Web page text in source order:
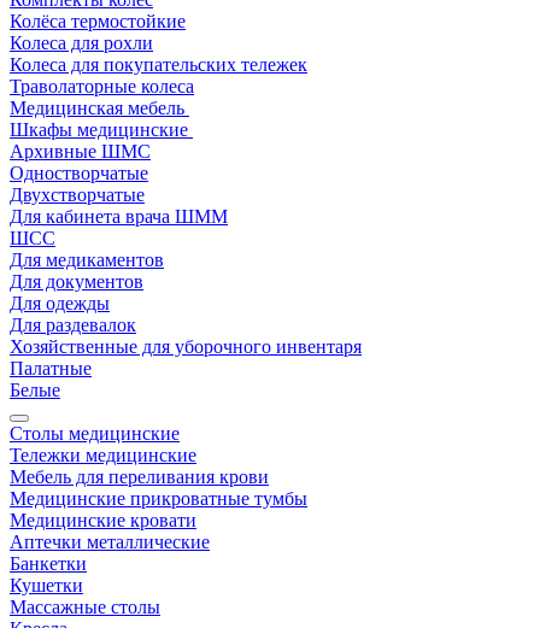
Колёса термостойкие
Колеса для рохли
Колеса для покупательских тележек
Траволаторные колеса
Медицинская мебель
Шкафы медицинские
Архивные ШМС
Одностворчатые
Двухстворчатые
Для кабинета врача ШММ
ШСС
Для медикаментов
Для документов
Для одежды
Для раздевалок
Хозяйственные для уборочного инвентаря
Палатные
Белые
Столы медицинские
Тележки медицинские
Мебель для переливания крови
Медицинские прикроватные тумбы
Медицинские кровати
Аптечки металлические
Банкетки
Кушетки
Массажные столы